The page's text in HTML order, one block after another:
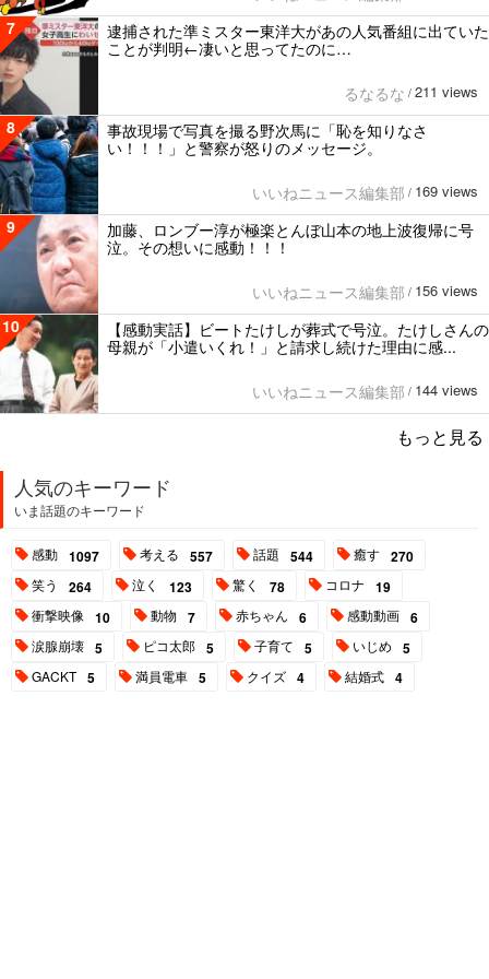
7
逮捕された準ミスター東洋大があの人気番組に出ていた
ことが判明←凄いと思ってたのに…
るなるな / 211 views
8
事故現場で写真を撮る野次馬に「恥を知りなさ
い！！！」と警察が怒りのメッセージ。
いいねニュース編集部 / 169 views
9
加藤、ロンブー淳が極楽とんぼ山本の地上波復帰に号
泣。その想いに感動！！！
いいねニュース編集部 / 156 views
10
【感動実話】ビートたけしが葬式で号泣。たけしさんの
母親が「小遣いくれ！」と請求し続けた理由に感...
いいねニュース編集部 / 144 views
もっと見る
人気のキーワード
いま話題のキーワード
感動 1097 考える 557 話題 544 癒す 270
笑う 264 泣く 123 驚く 78 コロナ 19
衝撃映像 10 動物 7 赤ちゃん 6 感動動画 6
涙腺崩壊 5 ピコ太郎 5 子育て 5 いじめ 5
GACKT 5 満員電車 5 クイズ 4 結婚式 4